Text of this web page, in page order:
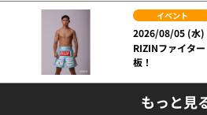
イベント
2026/08/05 (水)
RIZINファイタ
板！
もっと見